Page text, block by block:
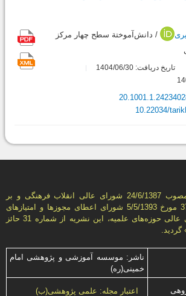
/ دانش‌آموختة سطح چهار مرکز
تاریخ دریافت: 1404/06/30
10.22034/
به استناد ماده واحده مصوب 24/6/1387 شورای عالی انقلاب فرهنگی و بر
اساس نامه شماره 3776 مورخ 5/5/1393 شورای اعطای مجوزها و امتيازهای
علمی وابسته به شورای عالی حوزه‌های علميه، اين نشريه از شماره 31 حائز
ناشر: موسسه آموزشی و پژوهشی امام
خمینی(ره)
اعتبار مجله: علمی پژوهشی(ب)